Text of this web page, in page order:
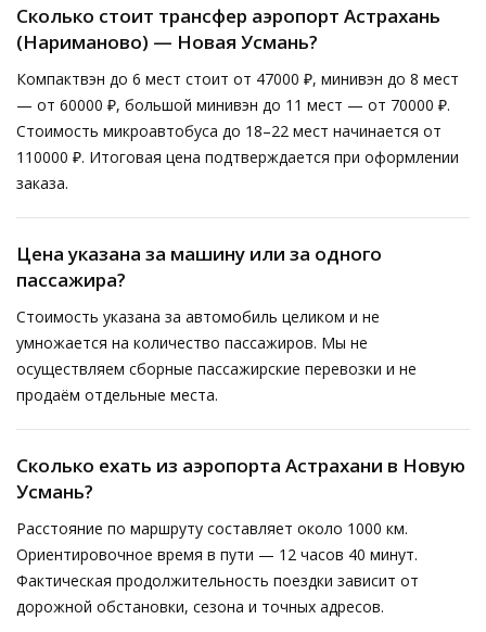
Сколько стоит трансфер аэропорт Астрахань
(Нариманово) — Новая Усмань?
Компактвэн до 6 мест стоит от 47000 ₽, минивэн до 8 мест
— от 60000 ₽, большой минивэн до 11 мест — от 70000 ₽.
Стоимость микроавтобуса до 18–22 мест начинается от
110000 ₽. Итоговая цена подтверждается при оформлении
заказа.
Цена указана за машину или за одного
пассажира?
Стоимость указана за автомобиль целиком и не
умножается на количество пассажиров. Мы не
осуществляем сборные пассажирские перевозки и не
продаём отдельные места.
Сколько ехать из аэропорта Астрахани в Новую
Усмань?
Расстояние по маршруту составляет около 1000 км.
Ориентировочное время в пути — 12 часов 40 минут.
Фактическая продолжительность поездки зависит от
дорожной обстановки, сезона и точных адресов.